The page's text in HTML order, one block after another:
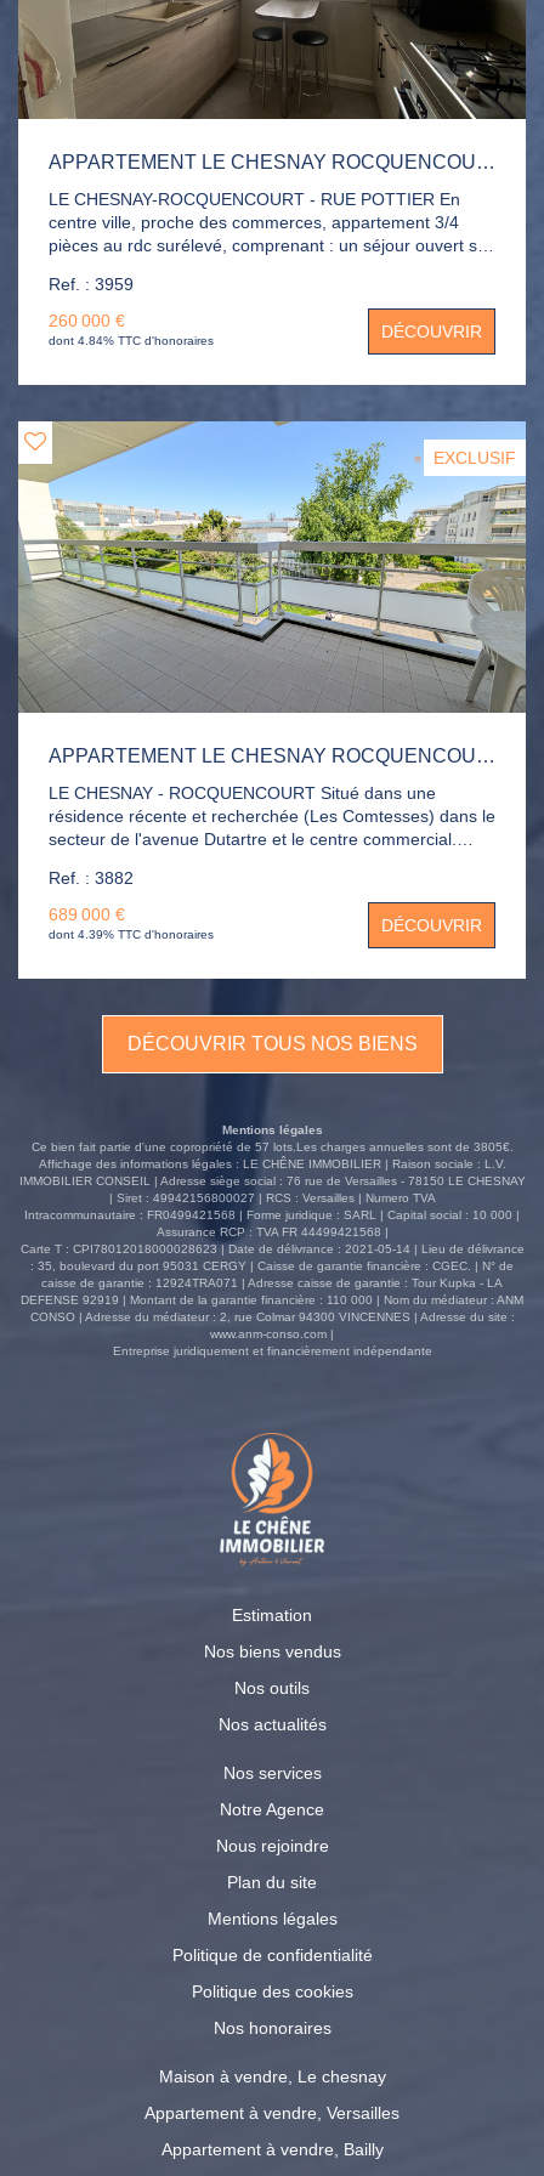
APPARTEMENT LE CHESNAY ROCQUENCOURT 4 PIÈCE(S) 62 M2
LE CHESNAY-ROCQUENCOURT - RUE POTTIER En
centre ville, proche des commerces, appartement 3/4
pièces au rdc surélevé, comprenant : un séjour ouvert sur
bains et un wc. Une cave et un box complète ce bien.
Parking libre dans la résidence.
Ref. : 3959
260 000 €
dont 4.84% TTC d'honoraires DÉCOUVRIR
EXCLUSIF
APPARTEMENT LE CHESNAY ROCQUENCOURT 5 PIÈCE(S) 120 M2
LE CHESNAY - ROCQUENCOURT Situé dans une
résidence récente et recherchée (Les Comtesses) dans le
secteur de l'avenue Dutartre et le centre commercial.
entrée, double séjour de 40m² donnant sur balcon-
terrasse, cuisine indépendante, 3 chambres sur balcon
dont une suite parentale de 20m². salle de bains, salle de
caves directement accessible par l'ascenseur.
Ref. : 3882
689 000 €
dont 4.39% TTC d'honoraires DÉCOUVRIR
DÉCOUVRIR TOUS NOS BIENS
Mentions légales
Ce bien fait partie d'une copropriété de 57 lots.Les charges annuelles sont de 3805€.
Affichage des informations légales : LE CHÊNE IMMOBILIER | Raison sociale : L.V.
IMMOBILIER CONSEIL | Adresse siège social : 76 rue de Versailles - 78150 LE CHESNAY
| Siret : 49942156800027 | RCS : Versailles | Numero TVA
Intracommunautaire : FR0499421568 | Forme juridique : SARL | Capital social : 10 000 |
Assurance RCP : TVA FR 44499421568 |
Carte T : CPI78012018000028623 | Date de délivrance : 2021-05-14 | Lieu de délivrance
: 35, boulevard du port 95031 CERGY | Caisse de garantie financière : CGEC. | N° de
caisse de garantie : 12924TRA071 | Adresse caisse de garantie : Tour Kupka - LA
DEFENSE 92919 | Montant de la garantie financière : 110 000 | Nom du médiateur : ANM
CONSO | Adresse du médiateur : 2, rue Colmar 94300 VINCENNES | Adresse du site :
www.anm-conso.com |
Entreprise juridiquement et financièrement indépendante
Estimation
Nos biens vendus
Nos outils
Nos actualités
Nos services
Notre Agence
Nous rejoindre
Plan du site
Mentions légales
Politique de confidentialité
Politique des cookies
Nos honoraires
Maison à vendre, Le chesnay
Appartement à vendre, Versailles
Appartement à vendre, Bailly